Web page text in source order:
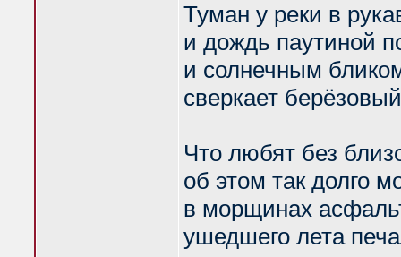
Туман у реки в
и дождь паутиной
и солнечным
сверкает
Что любят без
об этом так долго
в морщинах
ушедшего лета